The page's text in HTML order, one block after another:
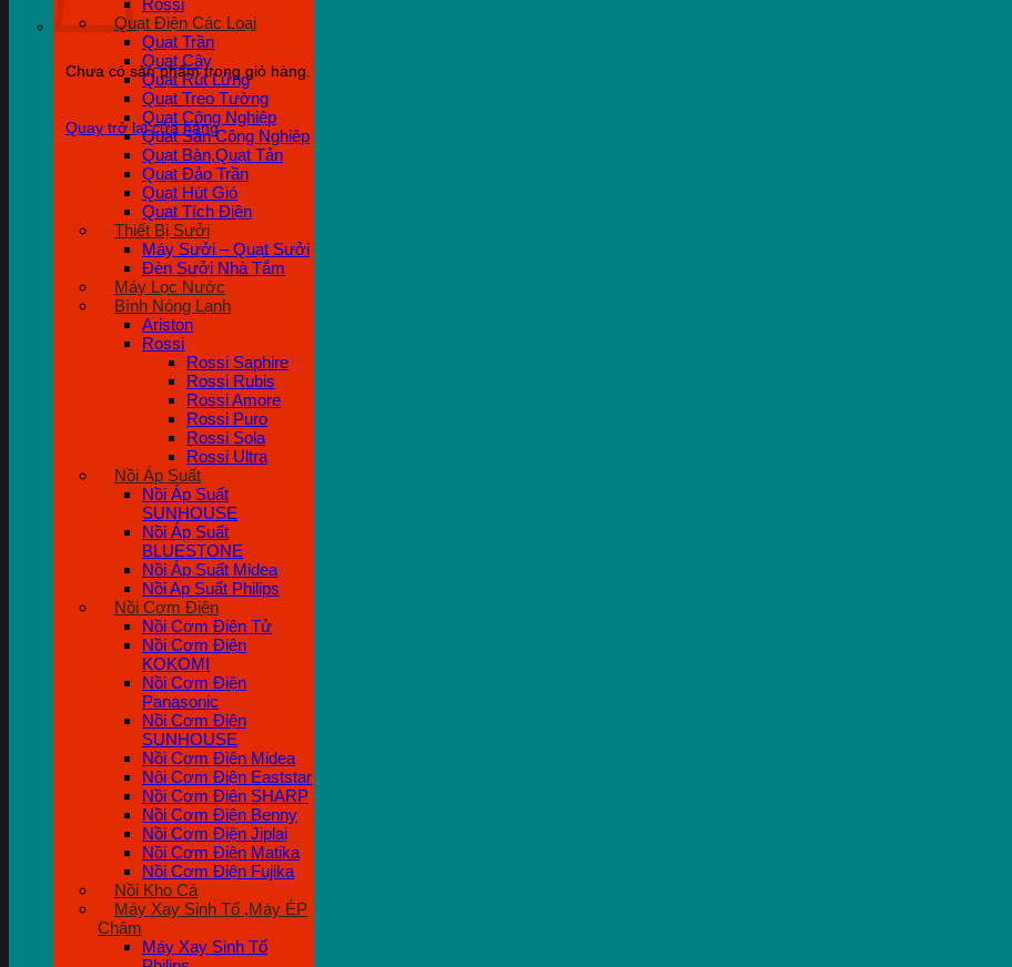
Chưa có sản phẩm trong giỏ hàng.
Quay trở lại cửa hàng
Rossi
Quạt Điện Các Loại
Quạt Trần
Quạt Cây
Quạt Rút Lửng
Quạt Treo Tường
Quạt Công Nghiệp
Quạt Sàn Công Nghiệp
Quạt Bàn,Quạt Tản
Quạt Đảo Trần
Quạt Hút Gió
Quạt Tích Điện
Thiết Bị Sưởi
Máy Sưởi – Quạt Sưởi
Đèn Sưởi Nhà Tắm
Máy Lọc Nước
Bình Nóng Lạnh
Ariston
Rossi
Rossi Saphire
Rossi Rubis
Rossi Amore
Rossi Puro
Rossi Sola
Rossi Ultra
Nồi Áp Suất
Nồi Áp Suất
SUNHOUSE
Nồi Áp Suất
BLUESTONE
Nồi Áp Suất Midea
Nồi Ap Suất Philips
Nồi Cơm Điện
Nồi Cơm Điên Tử
Nồi Cơm Điện
KOKOMI
Nồi Cơm Điện
Panasonic
Nồi Cơm Điện
SUNHOUSE
Nồi Cơm Điện Midea
Nôi Cơm Điện Eaststar
Nồi Cơm Điên SHARP
Nồi Cơm Điện Benny
Nồi Cơm Điện Jiplai
Nồi Cơm Điện Matika
Nồi Cơm Điện Fujika
Nồi Kho Cá
Máy Xay Sinh Tố ,Máy ÉP
Chậm
Máy Xay Sinh Tố